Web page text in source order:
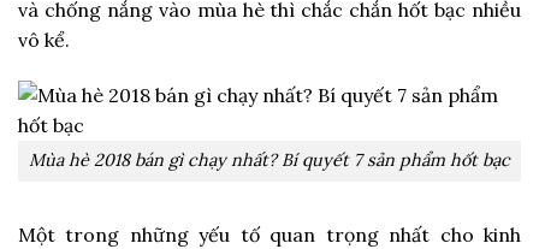
và chống nắng vào mùa hè thì chắc chắn hốt bạc nhiều
vô kể.
Mùa hè 2018 bán gì chạy nhất? Bí quyết 7 sản phẩm hốt bạc
Một trong những yếu tố quan trọng nhất cho kinh